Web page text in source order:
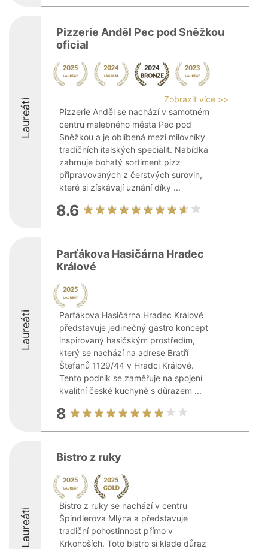
Laureáti
Pizzerie Anděl Pec pod Sněžkou
oficial
Zobrazit více >>
Pizzerie Anděl se nachází v samotném
centru malebného města Pec pod
Sněžkou a je oblíbená mezi milovníky
tradičních italských specialit. Nabídka
zahrnuje bohatý sortiment pizz
připravovaných z čerstvých surovin,
které si získávají uznání díky ...
8.6
Laureáti
Parťákova Hasičárna Hradec
Králové
Parťákova Hasičárna Hradec Králové
představuje jedinečný gastro koncept
inspirovaný hasičským prostředím,
který se nachází na adrese Bratří
Štefanů 1129/44 v Hradci Králové.
Tento podnik se zaměřuje na spojení
kvalitní české kuchyně s důrazem ...
8
Laureáti
Bistro z ruky
Bistro z ruky se nachází v centru
Špindlerova Mlýna a představuje
tradiční pohostinnost přímo v
Krkonoších. Toto bistro si klade důraz